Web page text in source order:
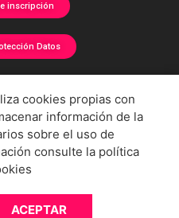
inscripción
Datos
rellene el formulario de inscripción
datos se actualizarán en la próxima
directorio.
DE COOKIES AVISO LEGAL
cookies propias con
información de la
sobre el uso de
consulte la política
ACEPTAR